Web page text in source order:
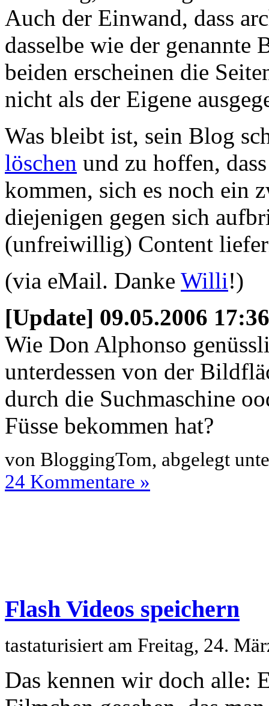
Auch der Einwand, dass
dasselbe wie der
beiden erscheinen die
nicht als der Eigene
Was bleibt ist, sein Blog
löschen und zu hoffen,
kommen, sich es noch ein
diejenigen gegen sich
(unfreiwillig) Content
(via eMail. Danke Willi!)
[Update] 09.05.2006
Wie Don Alphonso
unterdessen von der
durch die Suchmaschine
Füsse bekommen hat?
von BloggingTom, abgelegt
24 Kommentare »
Flash Videos speichern
tastaturisiert am Freitag, 24.
Das kennen wir doch alle: